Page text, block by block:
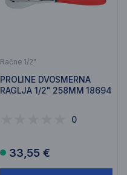
Račne 1/2"
PROLINE DVOSMERNA
RAGLJA 1/2" 258MM 18694
0
33,55 €